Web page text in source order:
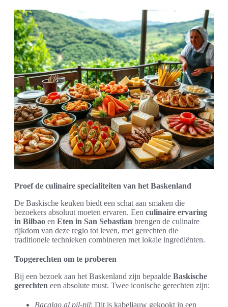
Proef de culinaire specialiteiten van het Baskenland
De Baskische keuken biedt een schat aan smaken die
bezoekers absoluut moeten ervaren. Een culinaire ervaring
in Bilbao en Eten in San Sebastian brengen de culinaire
rijkdom van deze regio tot leven, met gerechten die
traditionele technieken combineren met lokale ingrediënten.
Topgerechten om te proberen
Bij een bezoek aan het Baskenland zijn bepaalde Baskische
gerechten een absolute must. Twee iconische gerechten zijn:
Bacalao al pil-pil: Dit is kabeljauw gekookt in een